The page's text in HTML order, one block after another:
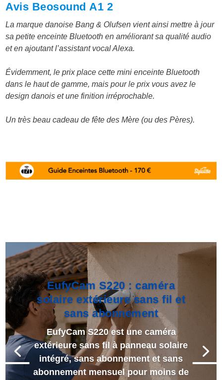
Avis Beosound A1 2
La marque danoise Bang & Olufsen vient ainsi mettre à jour
sa petite enceinte Bluetooth en améliorant sa qualité audio
et en ajoutant l’assistant vocal Alexa.
Évidemment, le prix place cette mini enceinte Bluetooth
dans le haut de gamme, mais pour le prix vous avez le
design danois et une finition irréprochable.
Un très beau cadeau de fête des Mère (ou des Pères).
EufyCam S220 : caméra
solaire extérieure sans fil et
sans abonnement
EufyCam S220 est une caméra
extérieure sans fil à panneau solaire
intégré, sans abonnement et sans
abonnement mensuel pour moins de